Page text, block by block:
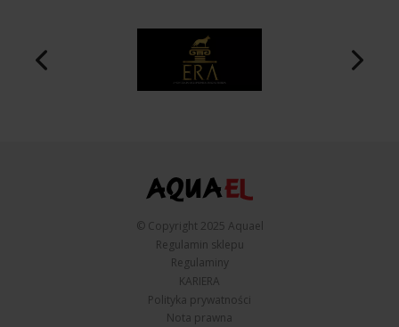
© Copyright 2025 Aquael
Regulamin sklepu
Regulaminy
KARIERA
Polityka prywatności
Nota prawna